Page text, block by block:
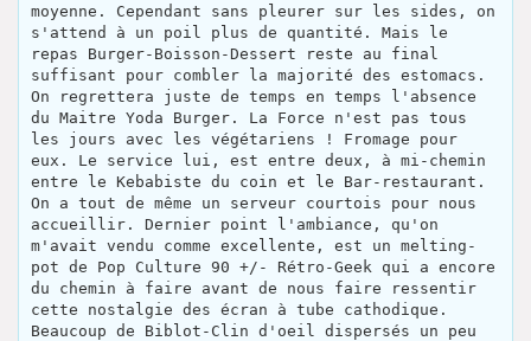
moyenne. Cependant sans pleurer sur les sides, on
s'attend à un poil plus de quantité. Mais le
repas Burger-Boisson-Dessert reste au final
suffisant pour combler la majorité des estomacs.
On regrettera juste de temps en temps l'absence
du Maitre Yoda Burger. La Force n'est pas tous
les jours avec les végétariens ! Fromage pour
eux. Le service lui, est entre deux, à mi-chemin
entre le Kebabiste du coin et le Bar-restaurant.
On a tout de même un serveur courtois pour nous
accueillir. Dernier point l'ambiance, qu'on
m'avait vendu comme excellente, est un melting-
pot de Pop Culture 90 +/- Rétro-Geek qui a encore
du chemin à faire avant de nous faire ressentir
cette nostalgie des écran à tube cathodique.
Beaucoup de Biblot-Clin d'oeil dispersés un peu